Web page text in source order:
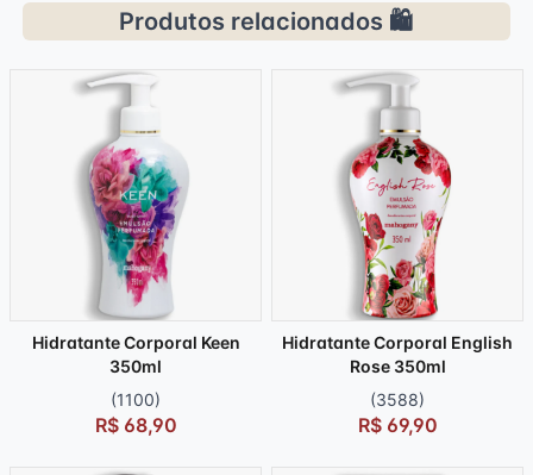
Produtos relacionados 🛍️
Hidratante Corporal Keen
350ml
(1100)
R$ 68,90
Hidratante Corporal English
Rose 350ml
(3588)
R$ 69,90